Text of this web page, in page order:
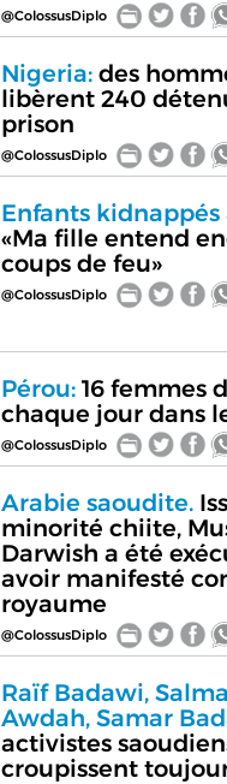
@ColossusDiplo
Nigeria:des
libèrent 240
prison
@ColossusDiplo
Enfants kidnappés
«Ma fille entend
coups de feu»
@ColossusDiplo
Pérou:16 femmes
chaque jour dans
@ColossusDiplo
Arabie saoudite.
minorité chiite,
Darwish a été
avoir manifesté
royaume
@ColossusDiplo
Raïf Badawi,
Awdah, Samar
activistes
croupissent